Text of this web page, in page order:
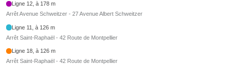
Ligne 12, à 178 m
Arrêt Avenue Schweitzer - 27 Avenue Albert Schweitzer
Ligne 11, à 126 m
Arrêt Saint-Raphaël - 42 Route de Montpellier
Ligne 18, à 126 m
Arrêt Saint-Raphaël - 42 Route de Montpellier